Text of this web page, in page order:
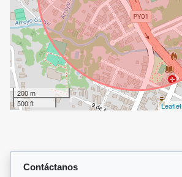
200 m
500 ft
Leaflet
Contáctanos